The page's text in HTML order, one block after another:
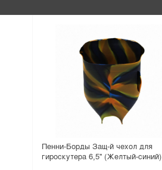
Пенни-Борды Защ-й чехол для
гироскутера 6,5'' (Желтый-синий)